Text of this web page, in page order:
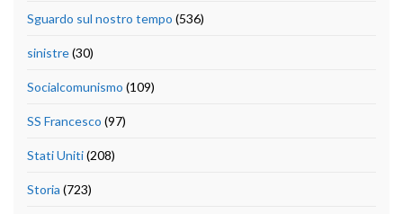
Sguardo sul nostro tempo (536)
sinistre(30)
Socialcomunismo (109)
SS Francesco (97)
Stati Uniti(208)
Storia (723)